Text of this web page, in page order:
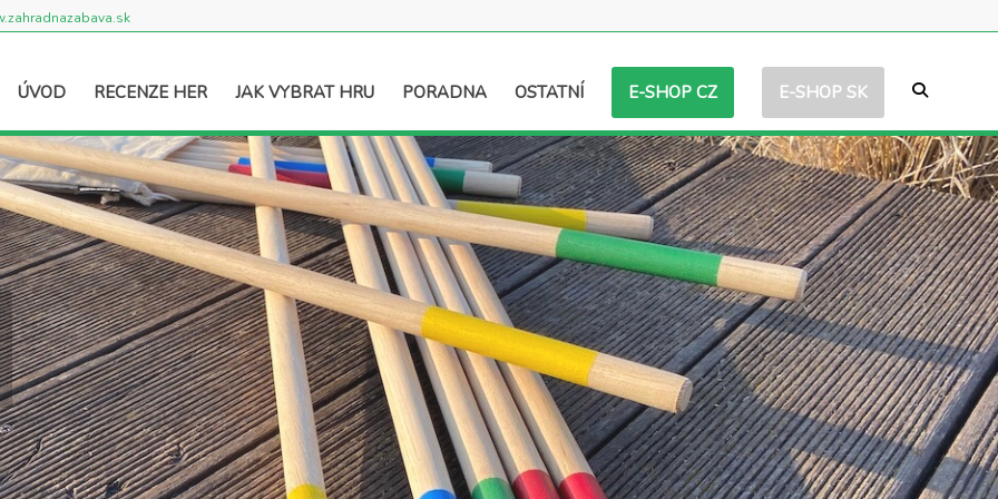
ÚVOD RECENZE HER JAK VYBRAT HRU PORADNA OSTATNÍ E-SHOP CZ E-SHOP SK